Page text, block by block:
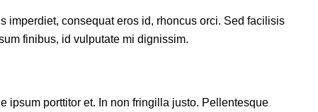
imperdiet, consequat eros id, rhoncus orci. Sed facilisis
finibus, id vulputate mi dignissim.
ipsum porttitor et. In non fringilla justo. Pellentesque